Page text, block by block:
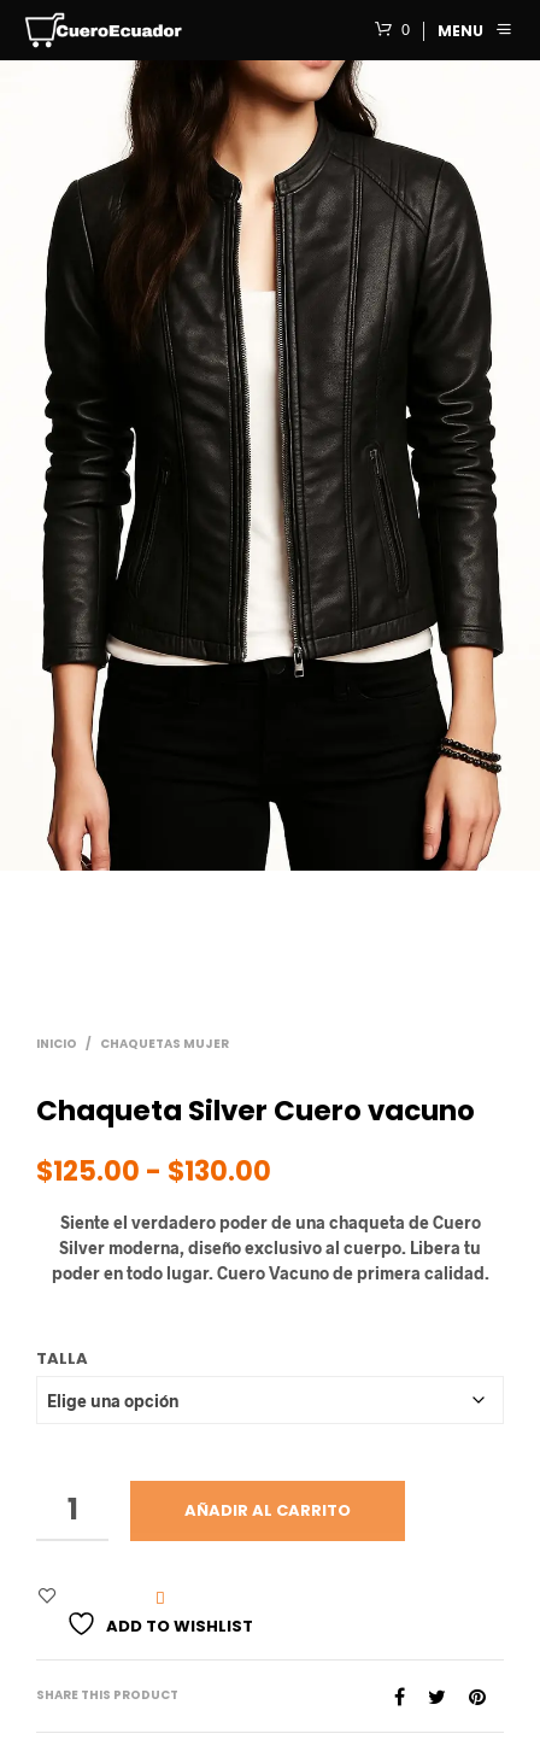
0 MENU
INICIO / CHAQUETAS MUJER
Chaqueta Silver Cuero vacuno
$125.00 - $130.00
de
precios:
desde
Siente el verdadero poder de una chaqueta de Cuero
Silver moderna, diseño exclusivo al cuerpo. Libera tu
poder en todo lugar. Cuero Vacuno de primera calidad.
TALLA
AÑADIR AL CARRITO
ADD TO WISHLIST
SHARE THIS PRODUCT